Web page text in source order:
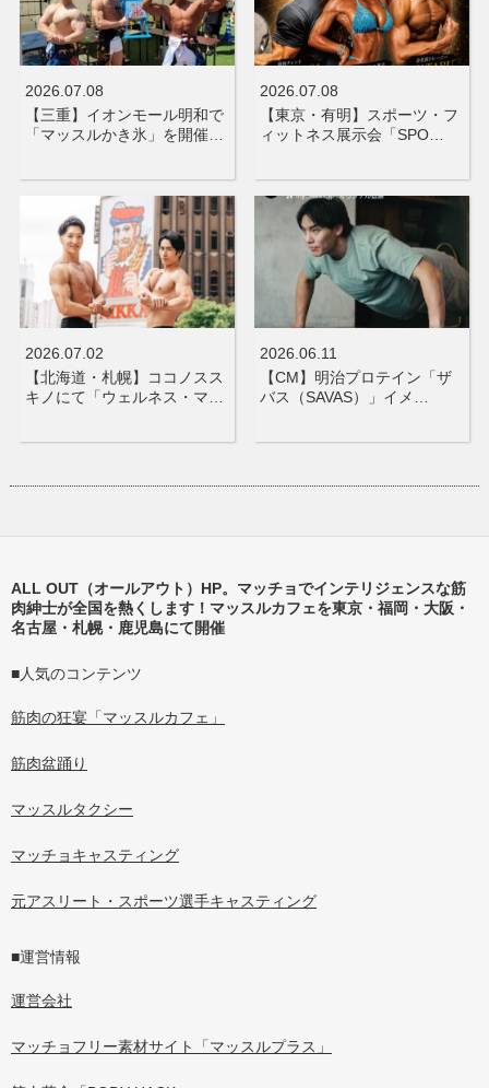
2026.07.08
【三重】イオンモール明和で
「マッスルかき氷」を開催…
2026.07.08
【東京・有明】スポーツ・フ
ィットネス展示会「SPO…
2026.07.02
【北海道・札幌】ココノスス
キノにて「ウェルネス・マ…
2026.06.11
【CM】明治プロテイン「ザ
バス（SAVAS）」イメ…
ALL OUT（オールアウト）HP。マッチョでインテリジェンスな筋
肉紳士が全国を熱くします！マッスルカフェを東京・福岡・大阪・
名古屋・札幌・鹿児島にて開催
■人気のコンテンツ
筋肉の狂宴「マッスルカフェ」
筋肉盆踊り
マッスルタクシー
マッチョキャスティング
元アスリート・スポーツ選手キャスティング
■運営情報
運営会社
マッチョフリー素材サイト「マッスルプラス」